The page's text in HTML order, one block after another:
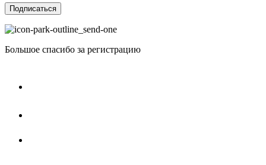
Подписаться
Большое спасибо за регистрацию